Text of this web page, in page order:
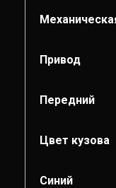
Привод
Передний
Цвет кузова
Синий